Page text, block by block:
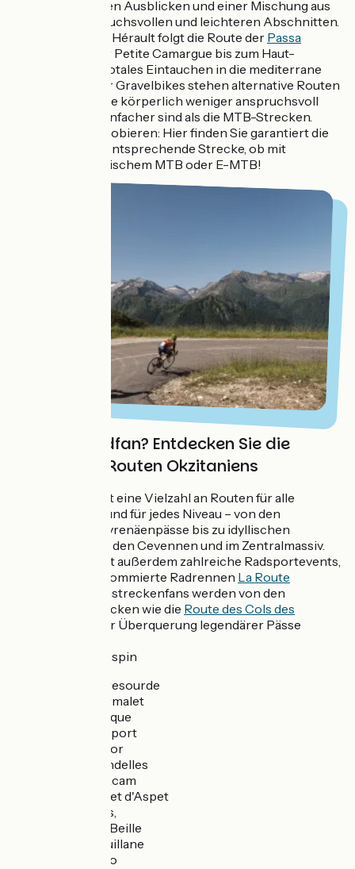
atemberaubenden Ausblicken und einer Mischung aus
technisch anspruchsvollen und leichteren Abschnitten.
Im Departement Hérault folgt die Route der Passa
- von der Petite Camargue bis zum Haut-
Languedoc, ein totales Eintauchen in die mediterrane
Natur. Speziell für Gravelbikes stehen alternative Routen
zur Verfügung, die körperlich weniger anspruchsvoll
und technisch einfacher sind als die MTB-Strecken.
Unbedingt ausprobieren: Hier finden Sie garantiert die
Ihrer Kondition entsprechende Strecke, ob mit
Gravelbike, klassischem MTB oder E-MTB!
Eher Rennradfan? Entdecken Sie die
legendären Routen Okzitaniens
Okzitanien bietet eine Vielzahl an Routen für alle
Radbegeisterte und für jedes Niveau – von den
Anstiegen der Pyrenäenpässe bis zu idyllischen
Rundstrecken in den Cevennen und im Zentralmassiv.
Die Region bietet außerdem zahlreiche Radsportevents,
darunter das renommierte Radrennen La Route
. Langstreckenfans werden von den
mythischen Strecken wie die Route des Cols des
und der Überquerung legendärer Pässe
Col de Portet d'Aspin
Col de Peyresourde
Col du Tourmalet
Col d'Aubisque
Col du Somport
Col de Soulor
Col de Spandelles
Col d'Hautacam
Col du portet d'Aspet
Col d'Agnes,
Montée de Beille
Col de la Quillane
Col de Mollo